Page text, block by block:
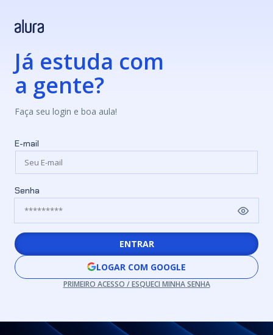
Já estuda com
a gente?
Faça seu login e boa aula!
E-mail
Senha
ENTRAR
LOGAR COM GOOGLE
PRIMEIRO ACESSO / ESQUECI MINHA SENHA